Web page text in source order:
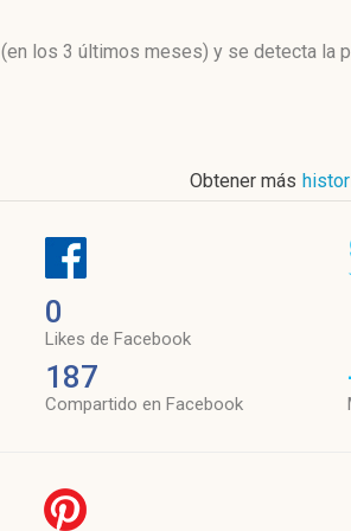
(en los 3 últimos meses) y se detecta la
Obtener más
0
Likes de Facebook
187
Compartido en Facebook